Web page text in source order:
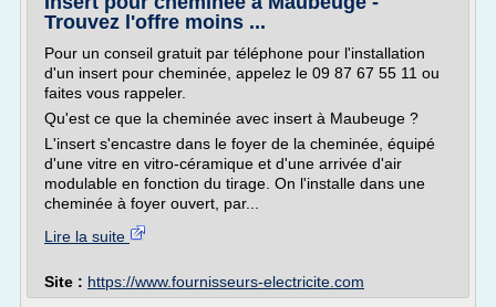
Trouvez l'offre moins ...
Pour un conseil gratuit par téléphone pour l'installation
d'un insert pour cheminée, appelez le 09 87 67 55 11 ou
faites vous rappeler.
Qu'est ce que la cheminée avec insert à Maubeuge ?
L'insert s'encastre dans le foyer de la cheminée, équipé
d'une vitre en vitro-céramique et d'une arrivée d'air
modulable en fonction du tirage. On l'installe dans une
cheminée à foyer ouvert, par...
Lire la suite
Site : https://www.fournisseurs-electricite.com